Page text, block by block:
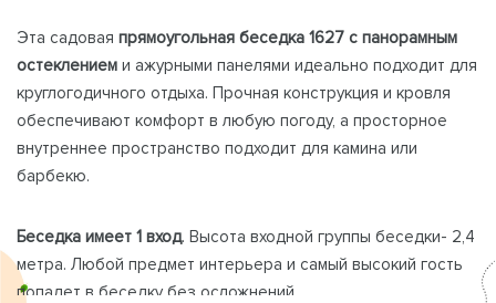
Эта садовая прямоугольная беседка 1627 с панорамным
остеклением и ажурными панелями идеально подходит для
круглогодичного отдыха. Прочная конструкция и кровля
обеспечивают комфорт в любую погоду, а просторное
внутреннее пространство подходит для камина или
барбекю.
Беседка имеет 1 вход. Высота входной группы беседки- 2,4
метра. Любой предмет интерьера и самый высокий гость
попадет в беседку без осложнений.